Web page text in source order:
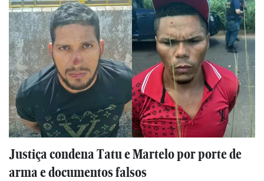
Justiça condena Tatu e Martelo por porte de
arma e documentos falsos